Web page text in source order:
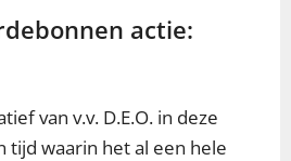
actie:
van v.v. D.E.O. in deze
tijd waarin het al een hele